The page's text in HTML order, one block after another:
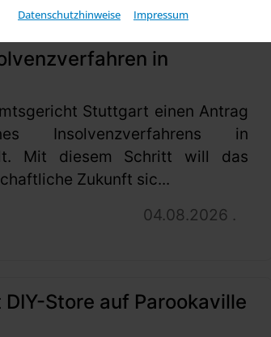
Datenschutzhinweise Impressum
in
Stuttgart einen Antrag
Insolvenzverfahrens in
Mit diesem Schritt will das
Zukunft sic...
04.08.2026 .
Store auf Parookaville